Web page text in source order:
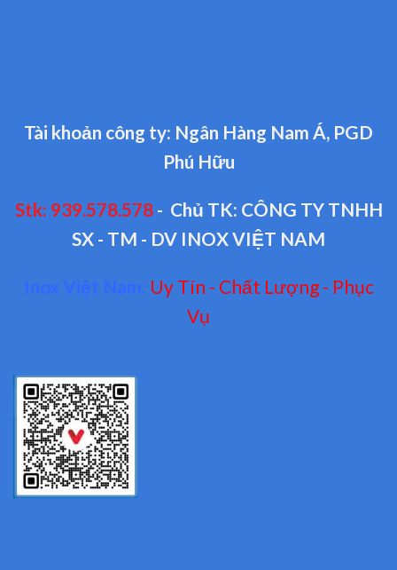
Tài khoản công ty: Ngân Hàng Nam Á, PGD
Phú Hữu
Stk: 939.578.578- Chủ TK: CÔNG TY TNHH
SX - TM - DV INOX VIỆT NAM
Inox Việt Nam: Uy Tín - Chất Lượng - Phục
Vụ